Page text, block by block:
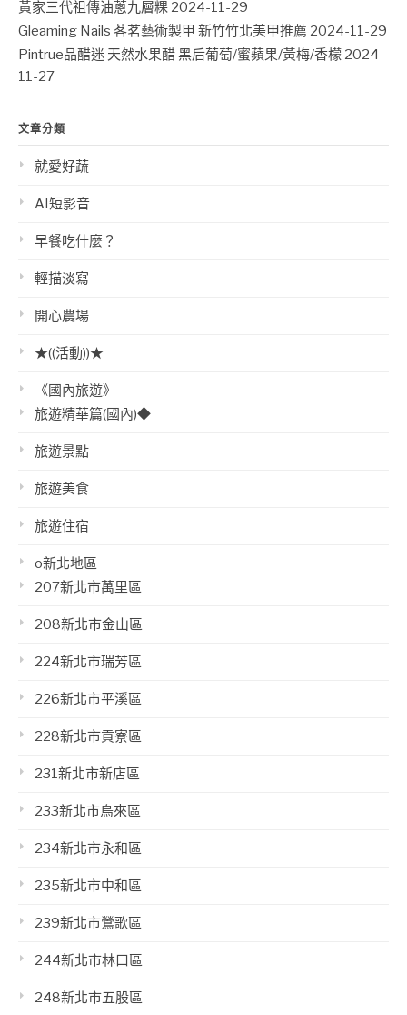
黃家三代祖傳油蔥九層粿 2024-11-29
Gleaming Nails 茖茗藝術製甲 新竹竹北美甲推薦 2024-11-29
Pintrue品醋迷 天然水果醋 黑后葡萄/蜜蘋果/黃梅/香檬 2024-
11-27
文章分類
就愛好蔬
AI短影音
早餐吃什麼？
輕描淡寫
開心農場
★((活動))★
《國內旅遊》
旅遊精華篇(國內)◆
旅遊景點
旅遊美食
旅遊住宿
o新北地區
207新北市萬里區
208新北市金山區
224新北市瑞芳區
226新北市平溪區
228新北市貢寮區
231新北市新店區
233新北市烏來區
234新北市永和區
235新北市中和區
239新北市鶯歌區
244新北市林口區
248新北市五股區